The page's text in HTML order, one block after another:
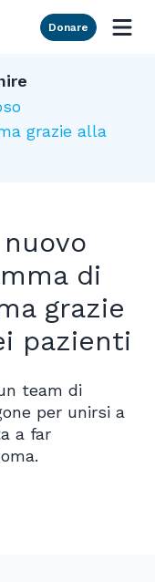
Donare
grazie alla
di
grazie
pazienti
team di
per unirsi a
a far